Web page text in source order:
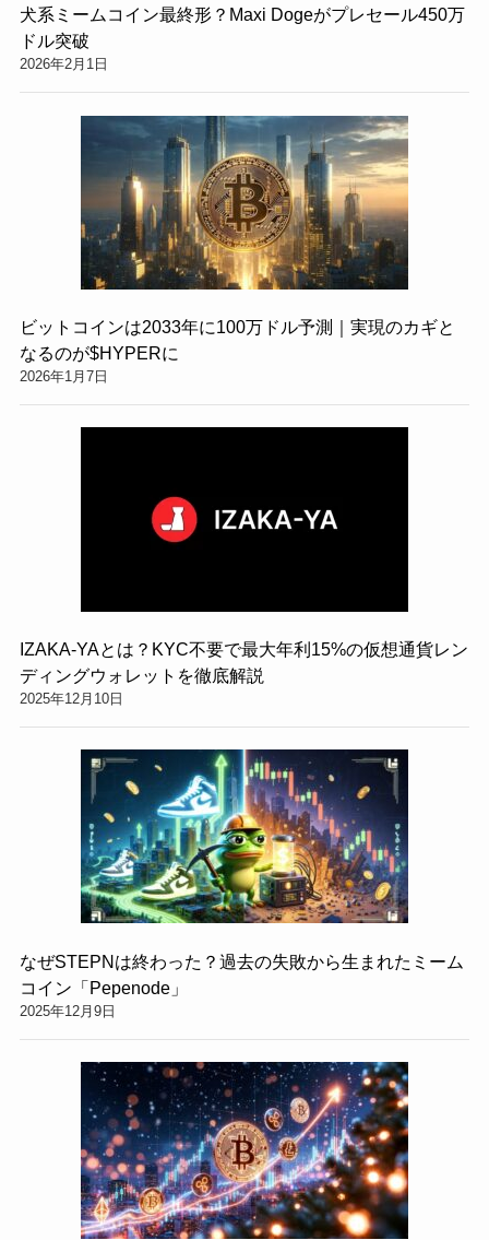
犬系ミームコイン最終形？Maxi Dogeがプレセール450万
ドル突破
2026年2月1日
ビットコインは2033年に100万ドル予測｜実現のカギと
なるのが$HYPERに
2026年1月7日
IZAKA-YAとは？KYC不要で最大年利15%の仮想通貨レン
ディングウォレットを徹底解説
2025年12月10日
なぜSTEPNは終わった？過去の失敗から生まれたミーム
コイン「Pepenode」
2025年12月9日